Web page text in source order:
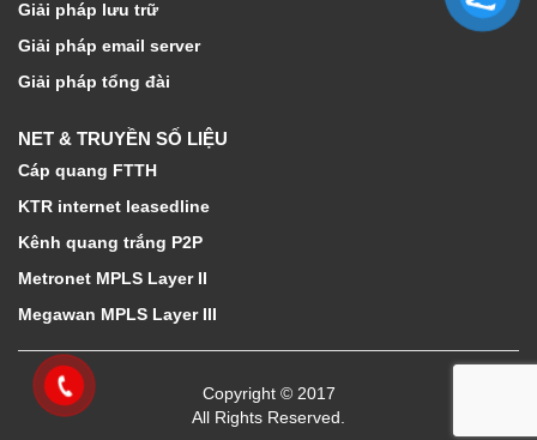
Giải pháp lưu trữ
Giải pháp email server
Giải pháp tổng đài
NET & TRUYỀN SỐ LIỆU
Cáp quang FTTH
KTR internet leasedline
Kênh quang trắng P2P
Metronet MPLS Layer II
Megawan MPLS Layer III
Copyright © 2017
All Rights Reserved.